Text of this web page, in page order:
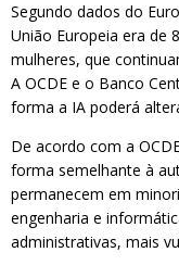
Segundo dados do
União Europeia era de
mulheres, que
A OCDE e o Banco
forma a IA poderá
De acordo com a
forma semelhante à
permanecem em
engenharia e
administrativas, mais